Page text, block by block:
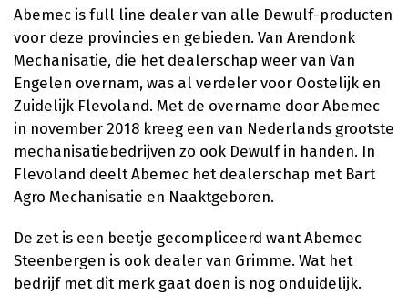
Abemec is full line dealer van alle Dewulf-producten
voor deze provincies en gebieden. Van Arendonk
Mechanisatie, die het dealerschap weer van Van
Engelen overnam, was al verdeler voor Oostelijk en
Zuidelijk Flevoland. Met de overname door Abemec
in november 2018 kreeg een van Nederlands grootste
mechanisatiebedrijven zo ook Dewulf in handen. In
Flevoland deelt Abemec het dealerschap met Bart
Agro Mechanisatie en Naaktgeboren.
De zet is een beetje gecompliceerd want Abemec
Steenbergen is ook dealer van Grimme. Wat het
bedrijf met dit merk gaat doen is nog onduidelijk.